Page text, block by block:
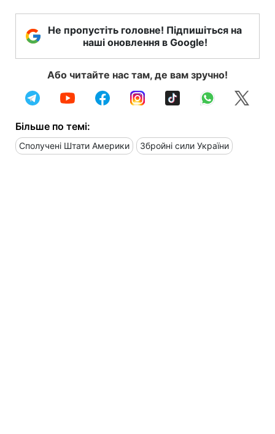
Не пропустіть головне! Підпишіться на
наші оновлення в Google!
Або читайте нас там, де вам зручно!
Більше по темі:
Сполучені Штати Америки Збройні сили України